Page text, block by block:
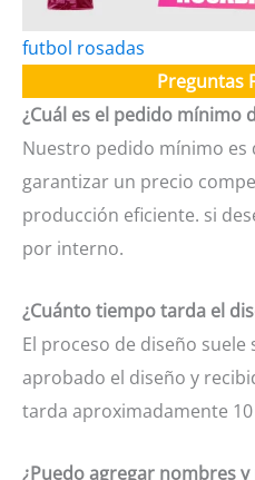
futbol rosadas
Preguntas
¿Cuál es el pedido mínimo
Nuestro pedido mínimo es
garantizar un precio
producción eficiente. si
por interno.
¿Cuánto tiempo tarda el
El proceso de diseño
aprobado el diseño y
tarda aproximadamente
¿Puedo agregar nombres